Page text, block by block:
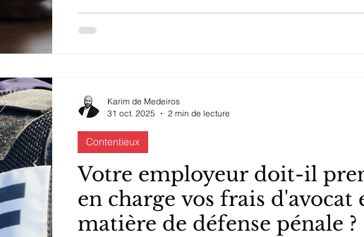
inexcusable ? Ce régime juridique, souvent méconnu
salariés, peut pourtant ouvrir droit à une indemnisation
Votre employeur doit-il
en charge vos frais d'avocat
matière de défense pénale ?
Contentieux
Karim de Medeiros
31 oct. 2025
2 min de lecture